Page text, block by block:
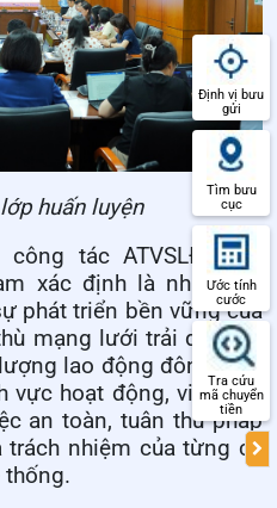
huấn luyện
tác ATVSLĐ luôn
xác định là nhiệm vụ
phát triển bền vững của
mạng lưới trải dài trên
lao động đông đảo,
vực hoạt động, việc bảo
an toàn, tuân thủ pháp
trách nhiệm của từng cá
thống.
Định vị bưu
gửi
Tìm bưu
cục
Ước tính
cước
Tra cứu
mã chuyển
tiền